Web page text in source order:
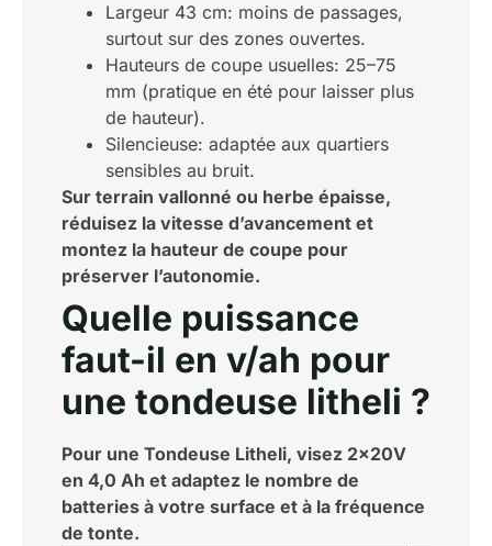
Largeur 43 cm: moins de passages,
surtout sur des zones ouvertes.
Hauteurs de coupe usuelles: 25–75
mm (pratique en été pour laisser plus
de hauteur).
Silencieuse: adaptée aux quartiers
sensibles au bruit.
Sur terrain vallonné ou herbe épaisse,
réduisez la vitesse d’avancement et
montez la hauteur de coupe pour
préserver l’autonomie.
Quelle puissance
faut-il en v/ah pour
une tondeuse litheli ?
Pour une Tondeuse Litheli, visez 2x20V
en 4,0 Ah et adaptez le nombre de
batteries à votre surface et à la fréquence
de tonte.